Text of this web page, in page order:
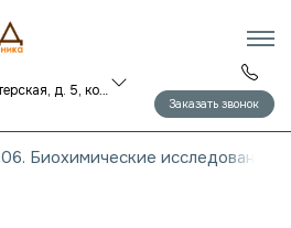
Санкт-Петербург ул. Манчестерская, д. 5, корп. 1
Заказать звонок
06. Биохимические исследования